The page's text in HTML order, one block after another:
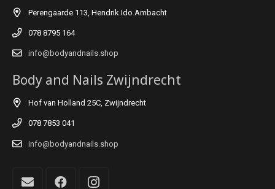
Perengaarde 113, Hendrik Ido Ambacht
078 8795 164
info@bodyandnails.shop
Body and Nails Zwijndrecht
Hof van Holland 25C, Zwijndrecht
078 7853 041
info@bodyandnails.shop